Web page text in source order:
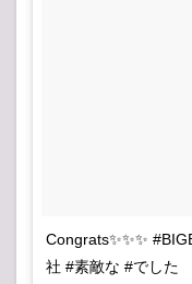
Congrats✨✨✨
社 #素敵な #でした